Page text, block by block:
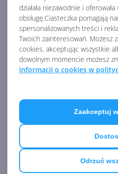
działała niezawodnie i
obsługę.Ciasteczka pomagają
spersonalizowanych treści i
Twoich zainteresowań. Możesz
cookies, akceptując wszystkie
dowolnym momencie możesz
informacji o cookies w
Odrzuć
Zaakceptuj
AKTUALNOŚCI Z
Micro.
O